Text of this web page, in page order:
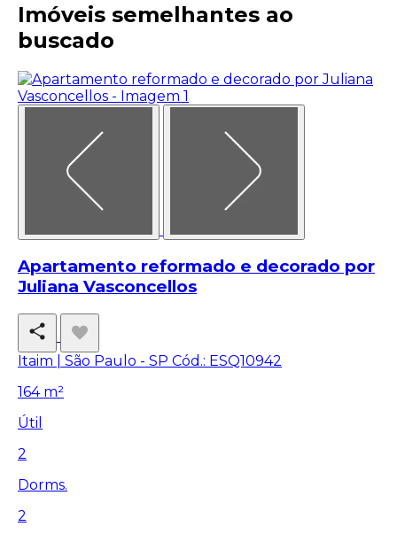
Imóveis semelhantes ao
buscado
Apartamento reformado e decorado por
Juliana Vasconcellos
Itaim | São Paulo - SP Cód.: ESQ10942
164 m²
Útil
2
Dorms.
2